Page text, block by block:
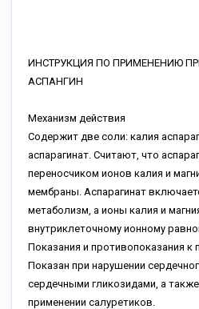
ИНСТРУКЦИЯ ПО ПРИМЕНЕНИЮ
АСПАНГИН
Механизм действия
Содержит две соли: калия
аспарагинат. Считают, что
переносчиком ионов калия и
мембраны. Аспарагинат
метаболизм, а ионы калия и
внутриклеточному ионному
Показания и противопоказания к
Показан при нарушении
сердечными гликозидами, а
применении салуретиков.